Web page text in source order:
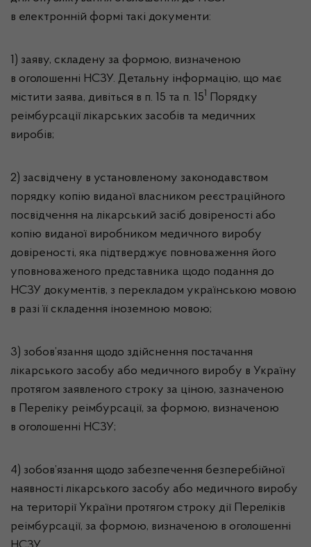
в електронній формі такі документи:
1) заяву, складену за формою, визначеною
в оголошенні НСЗУ. Детальну інформацію, що має
містити заява, дивіться в п. 15 та п. 15 Порядку
реімбурсації лікарських засобів та медичних
виробів;
2) засвідчену в установленому законодавством
порядку копію виданої власником реєстраційного
посвідчення на лікарський засіб довіреності або
копію виданої виробником медичного виробу
довіреності, яка підтверджує повноваження його
уповноваженого представника щодо подання до
НСЗУ документів, з перекладом українською мовою
в разі її складення іноземною мовою;
3) зобов’язання щодо здійснення постачання
лікарського засобу або медичного виробу в Україну
протягом заявленого строку за ціною, зазначеною
в Переліку реімбурсації, за формою, визначеною
в оголошенні НСЗУ;
4) зобов’язання щодо забезпечення безперебійної
наявності лікарського засобу або медичного виробу
на території України протягом строку дії Переліків
реімбурсації, за формою, визначеною в оголошенні